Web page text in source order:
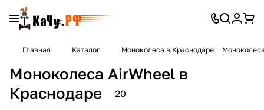
Главная Каталог Моноколеса в Краснодаре
Моноколеса AirWheel в
Краснодаре
20